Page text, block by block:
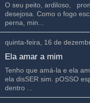
O seu peito, ardiloso,
desejosa. Como o fogo
perna, min...
quinta-feira, 16 de
Ela amar a mim
Tenho que amá-la e ela
ela disSER sim. pOSSO
dentro ...